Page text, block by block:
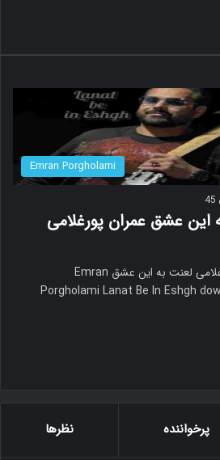
Emran Porgholami
45
این عشق عمران پورغلامی
لعنت به این عشق عمران پورغلامی لعنت به این عشق Emran
Porgholami Lanat Be In Eshgh
پرخواننده نظرها